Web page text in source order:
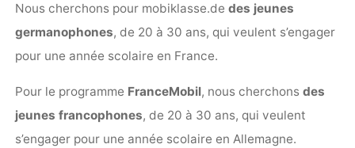
Nous cherchons pour mobiklasse.dedes jeunes
germanophones, de 20 à 30 ans, qui veulent s’engager
pour une année scolaire en France.
Pour le programme FranceMobil, nous cherchonsdes
jeunes francophones, de 20 à 30 ans, qui veulent
s’engager pour une année scolaire en Allemagne.